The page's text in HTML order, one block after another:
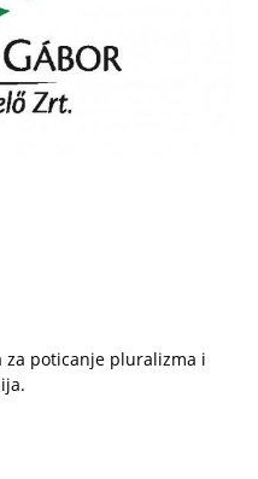
za poticanje pluralizma i